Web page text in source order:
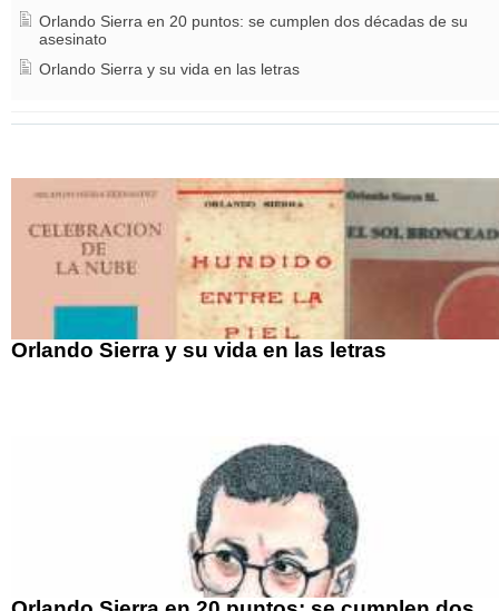
Orlando Sierra en 20 puntos: se cumplen dos décadas de su
asesinato
Orlando Sierra y su vida en las letras
Orlando Sierra y su vida en las letras